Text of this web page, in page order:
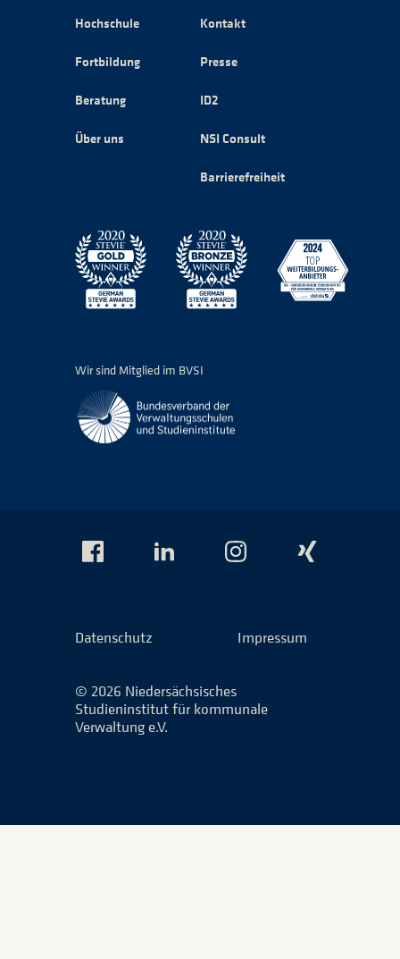
Hochschule
Fortbildung
Beratung
Über uns
Kontakt
Presse
ID2
NSI Consult
Barrierefreiheit
Wir sind Mitglied im BVSI
Das
Das
Das
Das
© 2026 Niedersächsisches
Studieninstitut für kommunale
Verwaltung e.V.
Datenschutz Impressum